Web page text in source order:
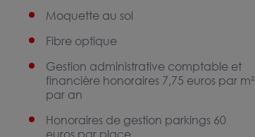
Moquette au sol
Fibre optique
Gestion administrative comptable et
financière honoraires 7,75 euros par m²
par an
Honoraires de gestion parkings 60
euros par place